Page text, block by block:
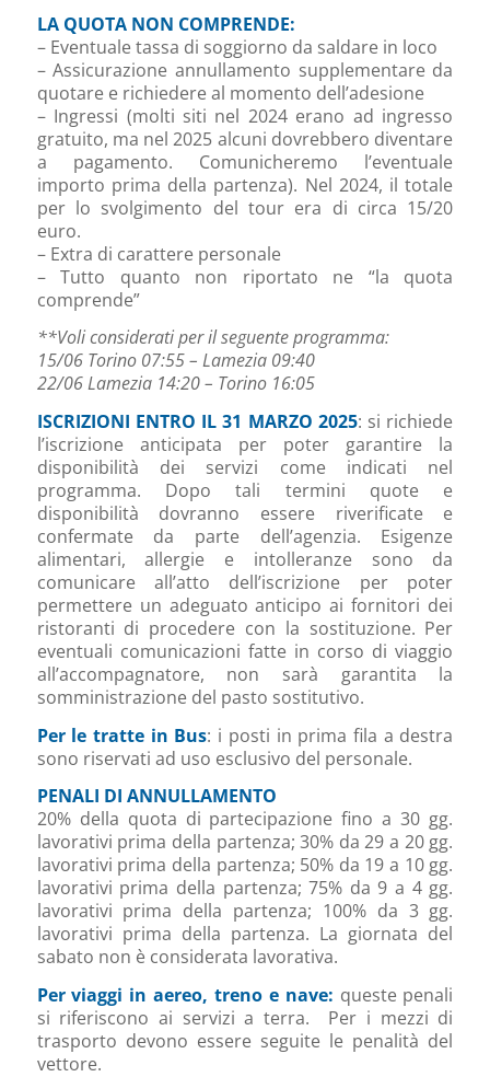
LA QUOTA NON COMPRENDE:
– Eventuale tassa di soggiorno da saldare in loco
– Assicurazione annullamento supplementare da
quotare e richiedere al momento dell’adesione
– Ingressi (molti siti nel 2024 erano ad ingresso
gratuito, ma nel 2025 alcuni dovrebbero diventare
a pagamento. Comunicheremo l’eventuale
importo prima della partenza). Nel 2024, il totale
per lo svolgimento del tour era di circa 15/20
euro.
– Extra di carattere personale
– Tutto quanto non riportato ne “la quota
comprende”
**Voli considerati per il seguente programma:
15/06 Torino 07:55 – Lamezia 09:40
22/06 Lamezia 14:20 – Torino 16:05
ISCRIZIONI ENTRO IL 31 MARZO 2025: si richiede
l’iscrizione anticipata per poter garantire la
disponibilità dei servizi come indicati nel
programma. Dopo tali termini quote e
disponibilità dovranno essere riverificate e
confermate da parte dell’agenzia. Esigenze
alimentari, allergie e intolleranze sono da
comunicare all’atto dell’iscrizione per poter
permettere un adeguato anticipo ai fornitori dei
ristoranti di procedere con la sostituzione. Per
eventuali comunicazioni fatte in corso di viaggio
all’accompagnatore, non sarà garantita la
somministrazione del pasto sostitutivo.
Per le tratte in Bus: i posti in prima fila a destra
sono riservati ad uso esclusivo del personale.
PENALI DI ANNULLAMENTO
20% della quota di partecipazione fino a 30 gg.
lavorativi prima della partenza; 30% da 29 a 20 gg.
lavorativi prima della partenza; 50% da 19 a 10 gg.
lavorativi prima della partenza; 75% da 9 a 4 gg.
lavorativi prima della partenza; 100% da 3 gg.
lavorativi prima della partenza. La giornata del
sabato non è considerata lavorativa.
Per viaggi in aereo, treno e nave: queste penali
si riferiscono ai servizi a terra. Per i mezzi di
trasporto devono essere seguite le penalità del
vettore.